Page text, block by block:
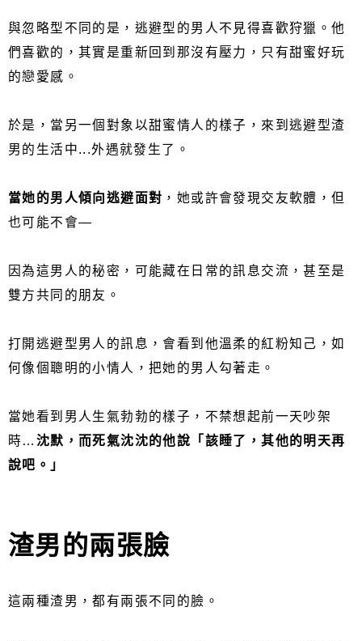
與忽略型不同的是，逃避型的男人不見得喜歡狩獵。他
們喜歡的，其實是重新回到那沒有壓力，只有甜蜜好玩
的戀愛感。
於是，當另一個對象以甜蜜情人的樣子，來到逃避型渣
男的生活中...外遇就發生了。
當她的男人傾向逃避面對 ，她或許會發現交友軟體，但
也可能不會—
因為這男人的秘密，可能藏在日常的訊息交流，甚至是
雙方共同的朋友。
打開逃避型男人的訊息，會看到他溫柔的紅粉知己，如
何像個聰明的小情人，把她的男人勾著走。
當她看到男人生氣勃勃的樣子，不禁想起前一天吵架
時… 沈默，而死氣沈沈的他說「該睡了，其他的明天再
說吧。」
渣男的兩張臉
這兩種渣男，都有兩張不同的臉。